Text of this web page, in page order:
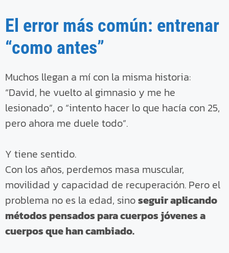
El error más común: entrenar
“como antes”
Muchos llegan a mí con la misma historia:
“David, he vuelto al gimnasio y me he
lesionado”, o “intento hacer lo que hacía con 25,
pero ahora me duele todo”.
Y tiene sentido.
Con los años, perdemos masa muscular,
movilidad y capacidad de recuperación. Pero el
problema no es la edad, sinoseguir aplicando
métodos pensados para cuerpos jóvenes a
cuerpos que han cambiado.